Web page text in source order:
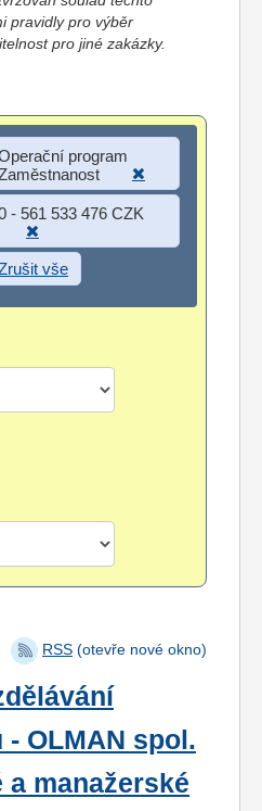
pravidly pro výběr
pro jiné zakázky.
program
Zaměstnanost
- 561 533 476 CZK
vše
RSS (otevře nové okno)
- OLMAN spol.
a manažerské